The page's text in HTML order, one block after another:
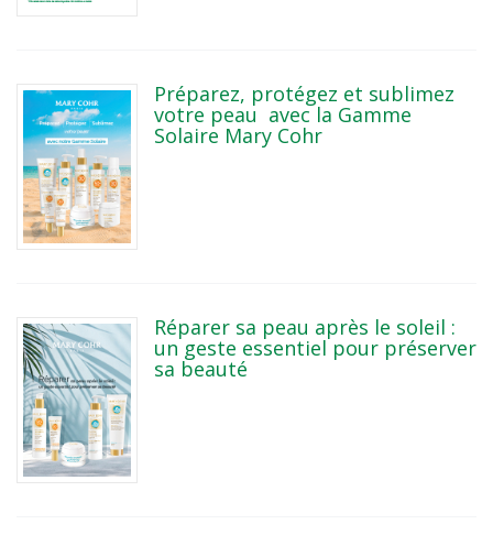
Préparez, protégez et sublimez
votre peau avec la Gamme
Solaire Mary Cohr
Réparer sa peau après le soleil :
un geste essentiel pour préserver
sa beauté